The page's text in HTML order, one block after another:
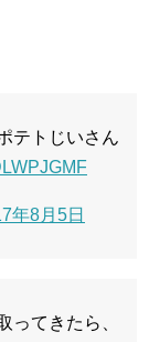
テトじいさん
年8月5日
ってきたら、